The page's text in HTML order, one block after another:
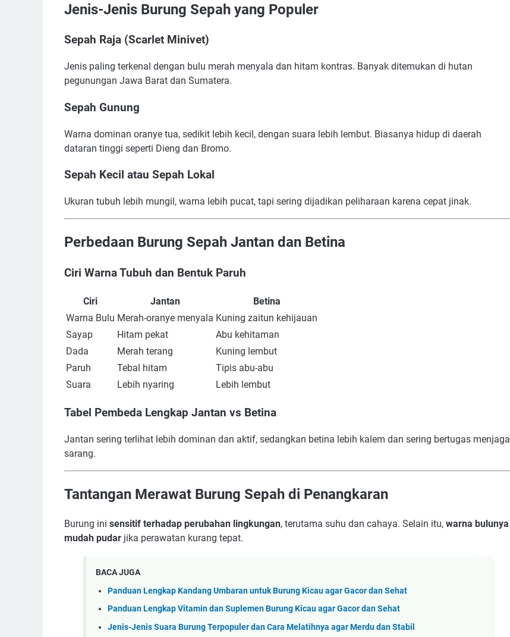
Jenis-Jenis Burung Sepah yang Populer
Sepah Raja (Scarlet Minivet)
Jenis paling terkenal dengan bulu merah menyala dan hitam kontras. Banyak ditemukan di hutan
pegunungan Jawa Barat dan Sumatera.
Sepah Gunung
Warna dominan oranye tua, sedikit lebih kecil, dengan suara lebih lembut. Biasanya hidup di daerah
dataran tinggi seperti Dieng dan Bromo.
Sepah Kecil atau Sepah Lokal
Ukuran tubuh lebih mungil, warna lebih pucat, tapi sering dijadikan peliharaan karena cepat jinak.
Perbedaan Burung Sepah Jantan dan Betina
Ciri Warna Tubuh dan Bentuk Paruh
Ciri Jantan
Betina
Warna Bulu Merah-oranye menyala Kuning zaitun kehijauan
Sayap
Hitam pekat
Abu kehitaman
Dada
Merah terang
Kuning lembut
Paruh
Tebal hitam
Tipis abu-abu
Suara
Lebih nyaring Lebih lembut
Tabel Pembeda Lengkap Jantan vs Betina
Jantan sering terlihat lebih dominan dan aktif, sedangkan betina lebih kalem dan sering bertugas menjaga
sarang.
Tantangan Merawat Burung Sepah di Penangkaran
Burung ini sensitif terhadap perubahan lingkungan, terutama suhu dan cahaya. Selain itu, warna bulunya
mudah pudar jika perawatan kurang tepat.
BACA JUGA
Panduan Lengkap Kandang Umbaran untuk Burung Kicau agar Gacor dan Sehat
Panduan Lengkap Vitamin dan Suplemen Burung Kicau agar Gacor dan Sehat
Jenis-Jenis Suara Burung Terpopuler dan Cara Melatihnya agar Merdu dan Stabil